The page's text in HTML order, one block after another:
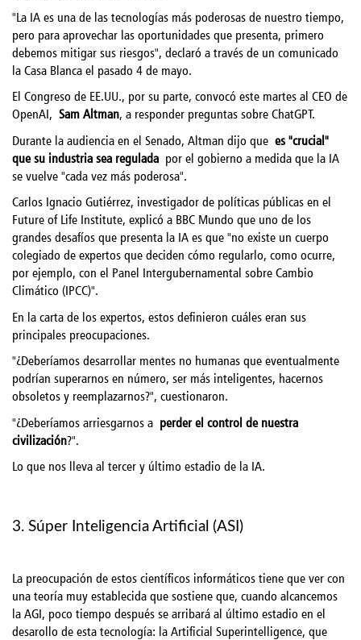
"La IA es una de las tecnologías más poderosas de nuestro tiempo,
pero para aprovechar las oportunidades que presenta, primero
debemos mitigar sus riesgos", declaró a través de un comunicado
la Casa Blanca el pasado 4 de mayo.
El Congreso de EE.UU., por su parte, convocó este martes al CEO de
OpenAI, Sam Altman, a responder preguntas sobre ChatGPT.
Durante la audiencia en el Senado, Altman dijo que es "crucial"
que su industria sea regulada por el gobierno a medida que la IA
se vuelve "cada vez más poderosa".
Carlos Ignacio Gutiérrez, investigador de políticas públicas en el
Future of Life Institute, explicó a BBC Mundo que uno de los
grandes desafíos que presenta la IA es que "no existe un cuerpo
colegiado de expertos que deciden cómo regularlo, como ocurre,
por ejemplo, con el Panel Intergubernamental sobre Cambio
Climático (IPCC)".
En la carta de los expertos, estos definieron cuáles eran sus
principales preocupaciones.
"¿Deberíamos desarrollar mentes no humanas que eventualmente
podrían superarnos en número, ser más inteligentes, hacernos
obsoletos y reemplazarnos?", cuestionaron.
"¿Deberíamos arriesgarnos a perder el control de nuestra
civilización?".
Lo que nos lleva al tercer y último estadio de la IA.
3. Súper Inteligencia Artificial (ASI)
La preocupación de estos científicos informáticos tiene que ver con
una teoría muy establecida que sostiene que, cuando alcancemos
la AGI, poco tiempo después se arribará al último estadio en el
desarollo de esta tecnología: la Artificial Superintelligence, que